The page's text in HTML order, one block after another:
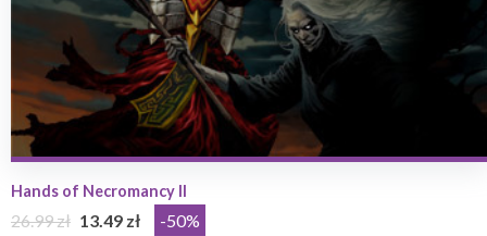
Hands of Necromancy II
26.99 zł 13.49 zł -50%